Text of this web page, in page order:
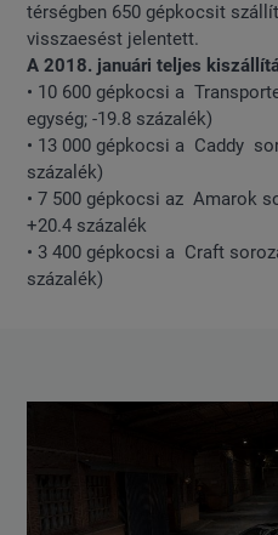
térségben 650 gépkocsit
visszaesést jelentett.
A 2018. januári teljes
• 10 600 gépkocsi a
egység; -19.8 százalék)
• 13 000 gépkocsi a Caddy
százalék)
• 7 500 gépkocsi az Amarok
+20.4 százalék
• 3 400 gépkocsi a Craft
százalék)